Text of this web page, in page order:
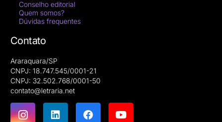
Conselho editorial
Quem somos?
Dúvidas frequentes
Contato
Araraquara/SP
CNPJ: 18.747.545/0001-21
CNPJ: 32.502.768/0001-50
contato@letraria.net